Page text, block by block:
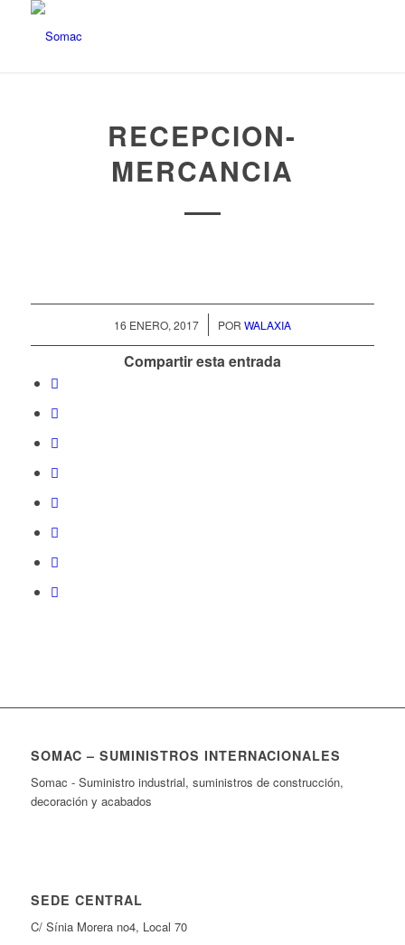
RECEPCION-
MERCANCIA
16 ENERO, 2017
/ POR WALAXIA
Compartir esta entrada
SOMAC – SUMINISTROS INTERNACIONALES
Somac - Suministro industrial, suministros de construcción,
decoración y acabados
SEDE CENTRAL
C/ Sínia Morera no4, Local 70